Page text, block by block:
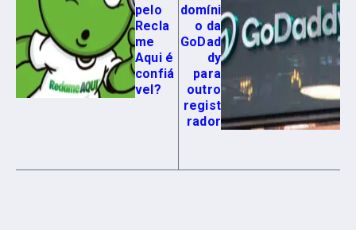
pelo
Recla
me
Aqui é
confiá
vel?
domíni
o da
GoDad
dy
para
outro
regist
rador